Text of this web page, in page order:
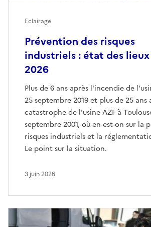
Prévention des risques
industriels : état des lieux
2026
Plus de 6 ans après l'incendie de
25 septembre 2019 et plus de 25 ans
catastrophe de l'usine AZF à
septembre 2001, où en est-on sur la
risques industriels et la
Le point sur la situation.
Eclairage
3 juin 2026